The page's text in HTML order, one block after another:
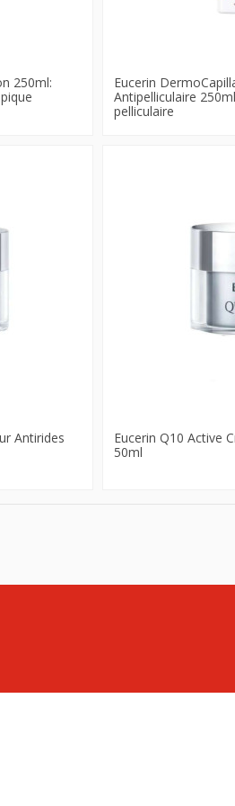
250ml:
Eucerin
Antipelliculaire
pelliculaire
Antirides
Eucerin Q10 Active
50ml